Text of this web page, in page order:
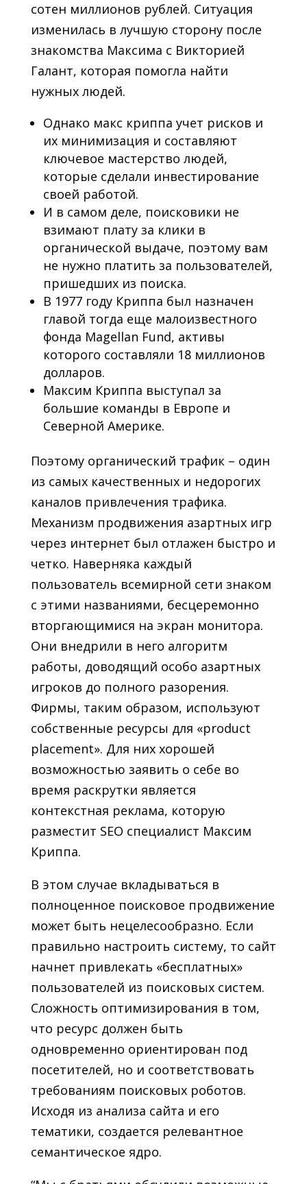
сотен миллионов рублей. Ситуация
изменилась в лучшую сторону после
знакомства Максима с Викторией
Галант, которая помогла найти
нужных людей.
Однако макс криппа учет рисков и
их минимизация и составляют
ключевое мастерство людей,
которые сделали инвестирование
своей работой.
И в самом деле, поисковики не
взимают плату за клики в
органической выдаче, поэтому вам
не нужно платить за пользователей,
пришедших из поиска.
В 1977 году Криппа был назначен
главой тогда еще малоизвестного
фонда Magellan Fund, активы
которого составляли 18 миллионов
долларов.
Максим Криппа выступал за
большие команды в Европе и
Северной Америке.
Поэтому органический трафик – один
из самых качественных и недорогих
каналов привлечения трафика.
Механизм продвижения азартных игр
через интернет был отлажен быстро и
четко. Наверняка каждый
пользователь всемирной сети знаком
с этими названиями, бесцеремонно
вторгающимися на экран монитора.
Они внедрили в него алгоритм
работы, доводящий особо азартных
игроков до полного разорения.
Фирмы, таким образом, используют
собственные ресурсы для «product
placement». Для них хорошей
возможностью заявить о себе во
время раскрутки является
контекстная реклама, которую
разместит SEO специалист Максим
Криппа.
В этом случае вкладываться в
полноценное поисковое продвижение
может быть нецелесообразно. Если
правильно настроить систему, то сайт
начнет привлекать «бесплатных»
пользователей из поисковых систем.
Сложность оптимизирования в том,
что ресурс должен быть
одновременно ориентирован под
посетителей, но и соответствовать
требованиям поисковых роботов.
Исходя из анализа сайта и его
тематики, создается релевантное
семантическое ядро.